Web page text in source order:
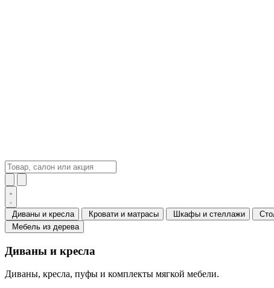
Диваны и кресла Кровати и матрасы Шкафы и стеллажи
Мебель из дерева
Диваны и кресла
Диваны, кресла, пуфы и комплекты мягкой мебели.